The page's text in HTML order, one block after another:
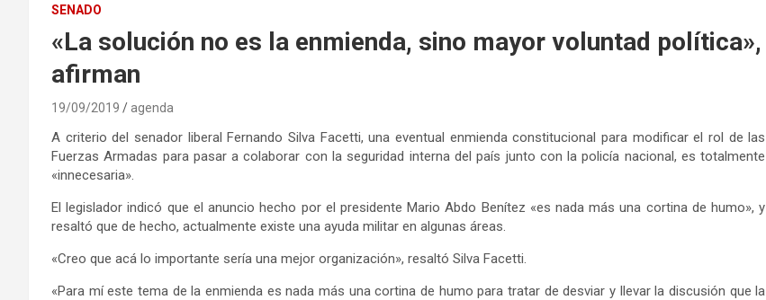
SENADO
«La solución no es la enmienda, sino mayor voluntad política»,
afirman
19/09/2019 agenda
A criterio del senador liberal Fernando Silva Facetti, una eventual enmienda constitucional para modificar el rol de las
Fuerzas Armadas para pasar a colaborar con la seguridad interna del país junto con la policía nacional, es totalmente
«innecesaria».
El legislador indicó que el anuncio hecho por el presidente Mario Abdo Benítez «es nada más una cortina de humo», y
resaltó que de hecho, actualmente existe una ayuda militar en algunas áreas.
«Creo que acá lo importante sería una mejor organización», resaltó Silva Facetti.
«Para mí este tema de la enmienda es nada más una cortina de humo para tratar de desviar y llevar la discusión que la